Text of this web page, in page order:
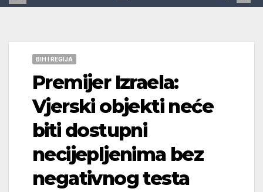
BIH I REGIJA
Premijer Izraela:
Vjerski objekti neće
biti dostupni
necijepljenima bez
negativnog testa